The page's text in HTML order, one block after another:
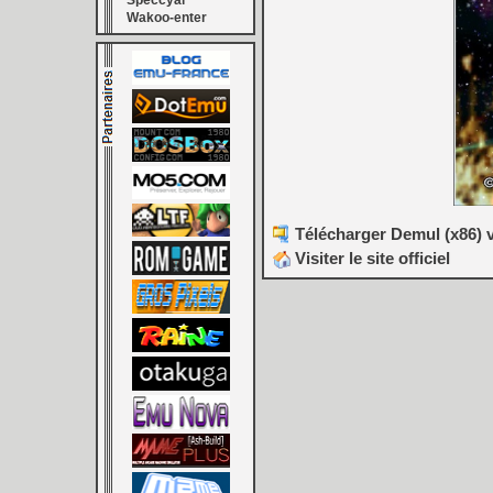
Wakoo-enter
Télécharger Demul (x86)
Visiter le site officiel